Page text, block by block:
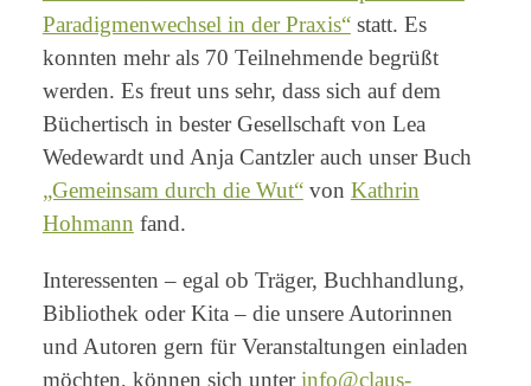
Paradigmenwechsel in der Praxis“statt. Es
konnten mehr als 70 Teilnehmende begrüßt
werden. Es freut uns sehr, dass sich auf dem
Büchertisch in bester Gesellschaft von Lea
Wedewardt und Anja Cantzler auch unser Buch
„Gemeinsam durch die Wut“von Kathrin
Hohmann fand.
Interessenten – egal ob Träger, Buchhandlung,
Bibliothek oder Kita – die unsere Autorinnen
und Autoren gern für Veranstaltungen einladen
möchten, können sich unterinfo@claus-